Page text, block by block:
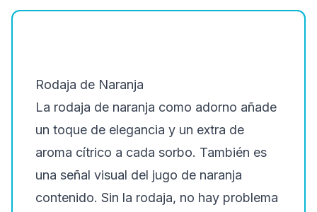
Rodaja de Naranja
La rodaja de naranja como adorno añade
un toque de elegancia y un extra de
aroma cítrico a cada sorbo. También es
una señal visual del jugo de naranja
contenido. Sin la rodaja, no hay problema